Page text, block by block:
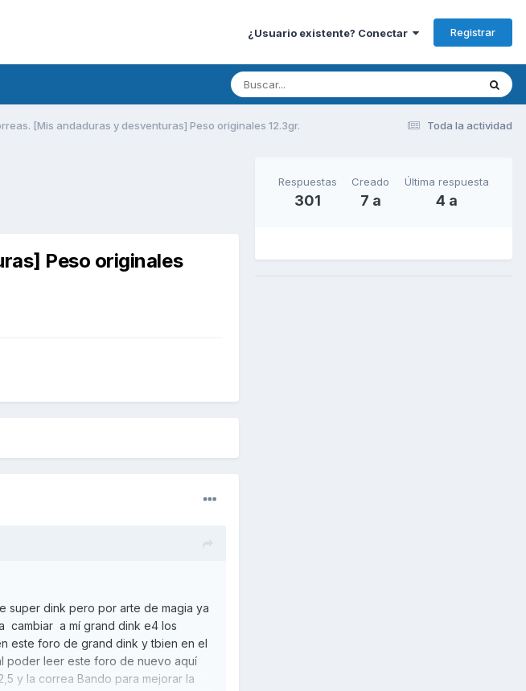
¿Usuario existente? Conectar Registrar
Toda la actividad
[Mis andaduras y desventuras] Peso originales 12.3gr.
Peso originales
super dink pero por arte de magia ya
cambiar a mí grand dink e4 los
este foro de grand dink y tbien en el
poder leer este foro de nuevo aquí
y la correa Bando para mejorar la
Respuestas
301
Creado
7 a
Última respuesta
4 a